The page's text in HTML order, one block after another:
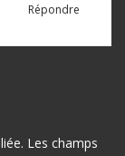
Répondre
Les champs